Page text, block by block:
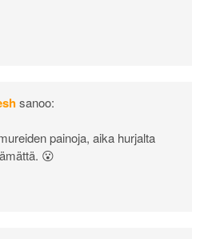
sanoo:
painoja, aika hurjalta
😮